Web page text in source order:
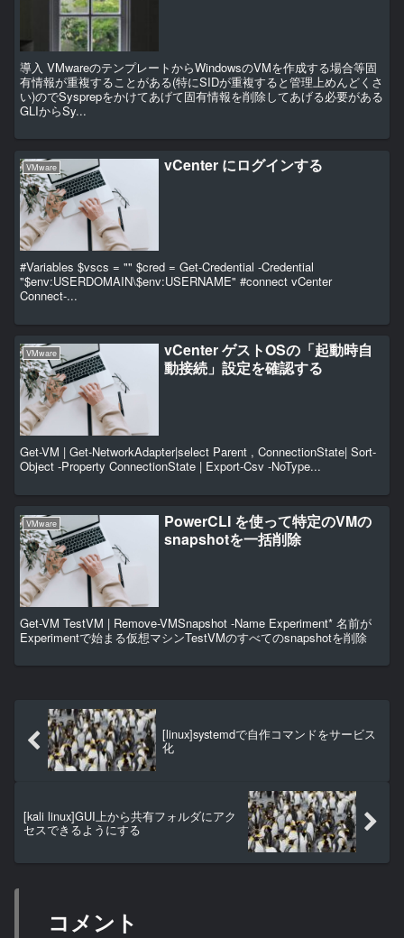
導入 VMwareのテンプレートからWindowsのVMを作成する場合等固
有情報が重複することがある(特にSIDが重複すると管理上めんどくさ
い)のでSysprepをかけてあげて固有情報を削除してあげる必要がある
GLIからSy...
VMware vCenter にログインする
#Variables $vscs = "" $cred = Get-Credential -Credential
"$env:USERDOMAIN\$env:USERNAME" #connect vCenter
Connect-...
VMware
vCenter ゲストOSの「起動時自
動接続」設定を確認する
Get-VM | Get-NetworkAdapter|select Parent , ConnectionState| Sort-
Object -Property ConnectionState | Export-Csv -NoType...
VMware
PowerCLI を使って特定のVMの
snapshotを一括削除
Get-VM TestVM | Remove-VMSnapshot -Name Experiment* 名前が
Experimentで始まる仮想マシンTestVMのすべてのsnapshotを削除
[linux]systemdで自作コマンドをサービス
化
[kali linux]GUI上から共有フォルダにアク
セスできるようにする
コメント